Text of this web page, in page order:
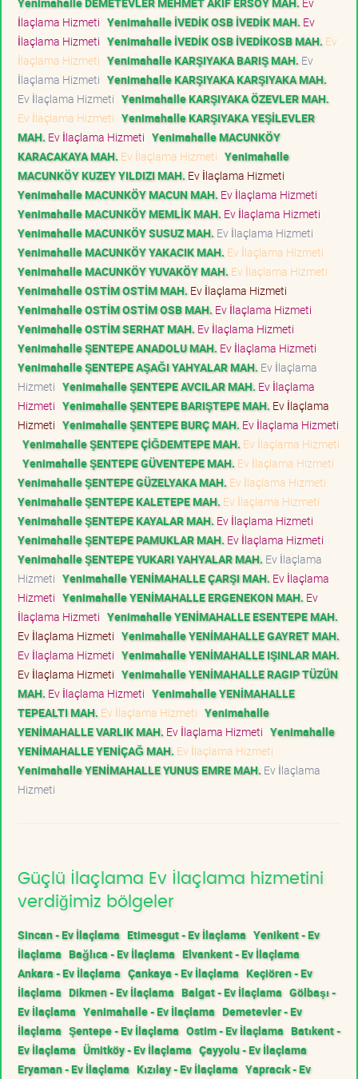
İlaçlama Hizmeti Yenimahalle İVEDİK OSB İVEDİK MAH. Ev
İlaçlama Hizmeti Yenimahalle İVEDİK OSB İVEDİKOSB MAH. Ev
İlaçlama Hizmeti Yenimahalle KARŞIYAKA BARIŞ MAH. Ev
İlaçlama Hizmeti Yenimahalle KARŞIYAKA KARŞIYAKA MAH.
Ev İlaçlama Hizmeti Yenimahalle KARŞIYAKA ÖZEVLER MAH.
Ev İlaçlama Hizmeti Yenimahalle KARŞIYAKA YEŞİLEVLER
MAH. Ev İlaçlama Hizmeti Yenimahalle MACUNKÖY
KARACAKAYA MAH. Ev İlaçlama Hizmeti Yenimahalle
MACUNKÖY KUZEY YILDIZI MAH. Ev İlaçlama Hizmeti
Yenimahalle MACUNKÖY MACUN MAH. Ev İlaçlama Hizmeti
Yenimahalle MACUNKÖY MEMLİK MAH. Ev İlaçlama Hizmeti
Yenimahalle MACUNKÖY SUSUZ MAH. Ev İlaçlama Hizmeti
Yenimahalle MACUNKÖY YAKACIK MAH. Ev İlaçlama Hizmeti
Yenimahalle MACUNKÖY YUVAKÖY MAH. Ev İlaçlama Hizmeti
Yenimahalle OSTİM OSTİM MAH. Ev İlaçlama Hizmeti
Yenimahalle OSTİM OSTİM OSB MAH. Ev İlaçlama Hizmeti
Yenimahalle OSTİM SERHAT MAH. Ev İlaçlama Hizmeti
Yenimahalle ŞENTEPE ANADOLU MAH. Ev İlaçlama Hizmeti
Yenimahalle ŞENTEPE AŞAĞI YAHYALAR MAH. Ev İlaçlama
Hizmeti Yenimahalle ŞENTEPE AVCILAR MAH. Ev İlaçlama
Hizmeti Yenimahalle ŞENTEPE BARIŞTEPE MAH. Ev İlaçlama
Hizmeti Yenimahalle ŞENTEPE BURÇ MAH. Ev İlaçlama Hizmeti
Yenimahalle ŞENTEPE ÇİĞDEMTEPE MAH. Ev İlaçlama Hizmeti
Yenimahalle ŞENTEPE GÜVENTEPE MAH. Ev İlaçlama Hizmeti
Yenimahalle ŞENTEPE GÜZELYAKA MAH. Ev İlaçlama Hizmeti
Yenimahalle ŞENTEPE KALETEPE MAH. Ev İlaçlama Hizmeti
Yenimahalle ŞENTEPE KAYALAR MAH. Ev İlaçlama Hizmeti
Yenimahalle ŞENTEPE PAMUKLAR MAH. Ev İlaçlama Hizmeti
Yenimahalle ŞENTEPE YUKARI YAHYALAR MAH. Ev İlaçlama
Hizmeti Yenimahalle YENİMAHALLE ÇARŞI MAH. Ev İlaçlama
Hizmeti Yenimahalle YENİMAHALLE ERGENEKON MAH. Ev
İlaçlama Hizmeti Yenimahalle YENİMAHALLE ESENTEPE MAH.
Ev İlaçlama Hizmeti Yenimahalle YENİMAHALLE GAYRET MAH.
Ev İlaçlama Hizmeti Yenimahalle YENİMAHALLE IŞINLAR MAH.
Ev İlaçlama Hizmeti Yenimahalle YENİMAHALLE RAGIP TÜZÜN
MAH. Ev İlaçlama Hizmeti Yenimahalle YENİMAHALLE
TEPEALTI MAH. Ev İlaçlama Hizmeti Yenimahalle
YENİMAHALLE VARLIK MAH. Ev İlaçlama Hizmeti Yenimahalle
YENİMAHALLE YENİÇAĞ MAH. Ev İlaçlama Hizmeti
Yenimahalle YENİMAHALLE YUNUS EMRE MAH. Ev İlaçlama
Hizmeti
Güçlü İlaçlama Ev İlaçlama hizmetini
verdiğimiz bölgeler
Sincan - Ev İlaçlama Etimesgut - Ev İlaçlama Yenikent - Ev
İlaçlama Bağlıca - Ev İlaçlama Elvankent - Ev İlaçlama
Ankara - Ev İlaçlama Çankaya - Ev İlaçlama Keçiören - Ev
İlaçlama Dikmen - Ev İlaçlama Balgat - Ev İlaçlama Gölbaşı -
Ev İlaçlama Yenimahalle - Ev İlaçlama Demetevler - Ev
İlaçlama Şentepe - Ev İlaçlama Ostim - Ev İlaçlama Batıkent -
Ev İlaçlama Ümitköy - Ev İlaçlama Çayyolu - Ev İlaçlama
Eryaman - Ev İlaçlama Kızılay - Ev İlaçlama Yapracık - Ev